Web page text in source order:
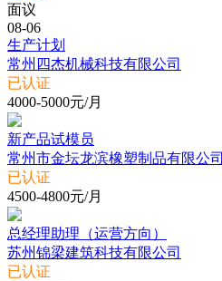
面议
08-06
生产计划
常州四杰机械科技有限公司
已认证
4000-5000元/月
新产品试模员
常州市金坛龙滨橡塑制品有限公司
已认证
4500-4800元/月
总经理助理（运营方向）
苏州锦梁建筑科技有限公司
已认证